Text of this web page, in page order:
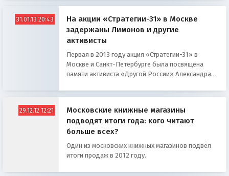
31.01.13 20:43
На акции «Стратегии-31» в Москве
задержаны Лимонов и другие
активисты
Первая в 2013 году акция «Стратегии-31» в
Москве и Санкт-Петербурге была посвящена
памяти активиста «Другой России» Александра
29.12.12 12:21
Московские книжные магазины
подводят итоги года: кого читают
больше всех?
Один из московских книжных магазинов подвёл
итоги продаж в 2012 году.